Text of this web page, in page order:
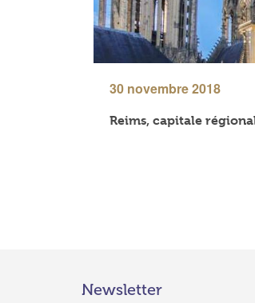
30 novembre 2018
Reims, capitale
Newsletter